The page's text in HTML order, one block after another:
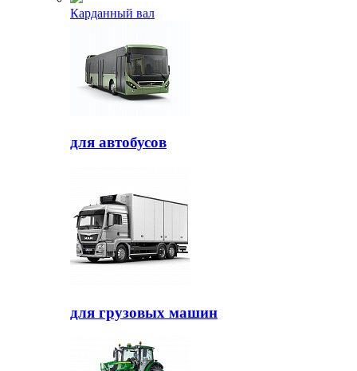
Карданный вал
для автобусов
для грузовых машин